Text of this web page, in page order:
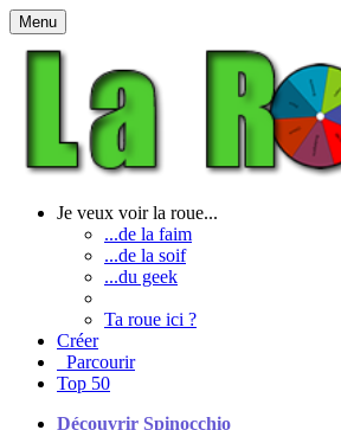
Menu
Je veux voir la roue...
...de la faim
...de la soif
...du geek
Ta roue ici ?
Créer
Parcourir
Top 50
Découvrir Spinocchio